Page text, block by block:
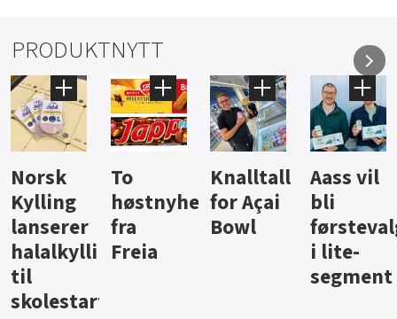
PRODUKTNYTT
Knalltall
for Açai
Bowl
Aass vil
bli
førstevalg
i lite-
Brus og
jus fra
Berentsen
Hard
iste fra
Hansa